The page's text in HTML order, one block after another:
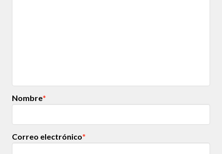
Nombre*
Correo electrónico*